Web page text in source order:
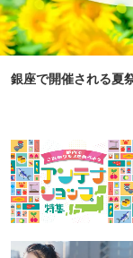
銀座で開催される夏